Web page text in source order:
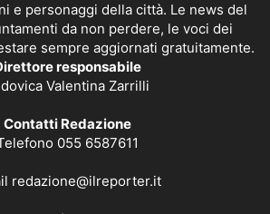
e personaggi della città. Le news del
da non perdere, le voci dei
sempre aggiornati gratuitamente.
responsabile
Valentina Zarrilli
Contatti Redazione
055 6587611
redazione@ilreporter.it